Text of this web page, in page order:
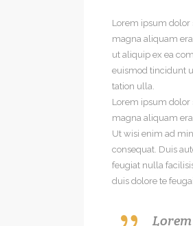
Lorem ipsum
magna aliquam
ut aliquip ex ea
euismod tincidunt
tation ulla.
Lorem ipsum
magna aliquam
Ut wisi enim ad
consequat. Duis
feugiat nulla
duis dolore te